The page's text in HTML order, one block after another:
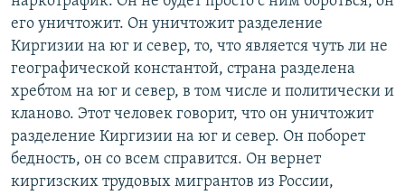
его уничтожит. Он уничтожит разделение
Киргизии на юг и север, то, что является чуть ли не
географической константой, страна разделена
хребтом на юг и север, в том числе и политически и
кланово. Этот человек говорит, что он уничтожит
разделение Киргизии на юг и север. Он поборет
бедность, он со всем справится. Он вернет
киргизских трудовых мигрантов из России,